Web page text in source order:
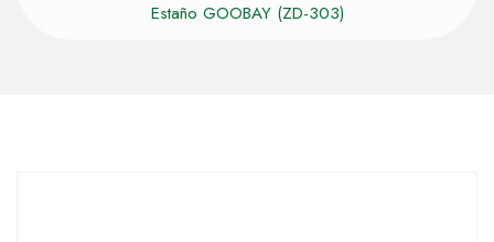
Estaño GOOBAY (ZD-303)